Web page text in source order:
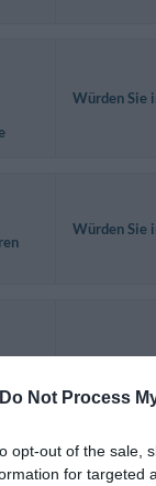
Do Not Process
opt-out of the sale,
for targeted
Würden Sie
Würden Sie